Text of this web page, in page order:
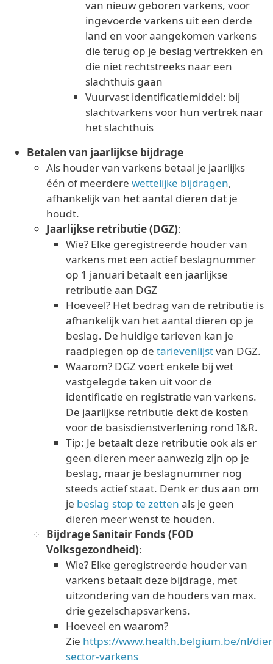
van nieuw geboren varkens, voor
ingevoerde varkens uit een derde
land en voor aangekomen varkens
die terug op je beslag vertrekken en
die niet rechtstreeks naar een
slachthuis gaan
Vuurvast identificatiemiddel: bij
slachtvarkens voor hun vertrek naar
het slachthuis
Betalen van jaarlijkse bijdrage
Als houder van varkens betaal je jaarlijks
één of meerdere wettelijke bijdragen,
afhankelijk van het aantal dieren dat je
houdt.
Jaarlijkse retributie (DGZ):
Wie? Elke geregistreerde houder van
varkens met een actief beslagnummer
op 1 januari betaalt een jaarlijkse
retributie aan DGZ
Hoeveel? Het bedrag van de retributie is
afhankelijk van het aantal dieren op je
beslag. De huidige tarieven kan je
raadplegen op de tarievenlijstvan DGZ.
Waarom? DGZ voert enkele bij wet
vastgelegde taken uit voor de
identificatie en registratie van varkens.
De jaarlijkse retributie dekt de kosten
voor de basisdienstverlening rond I&R.
Tip: Je betaalt deze retributie ook als er
geen dieren meer aanwezig zijn op je
beslag, maar je beslagnummer nog
steeds actief staat. Denk er dus aan om
je beslag stop te zetten als je geen
dieren meer wenst te houden.
Bijdrage Sanitair Fonds (FOD
Volksgezondheid):
Wie? Elke geregistreerde houder van
varkens betaalt deze bijdrage, met
uitzondering van de houders van max.
drie gezelschapsvarkens.
Hoeveel en waarom?
Zie https://www.health.belgium.be/nl/
sector-varkens